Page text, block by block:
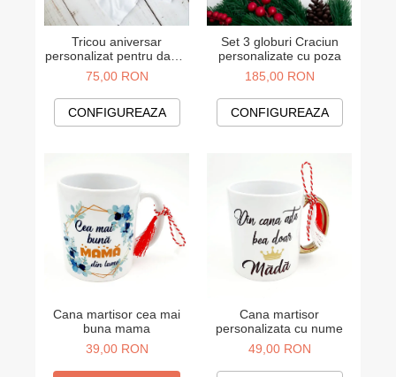
Cadouri Personalizate Unice
Sorturi Personalizate
Tricou aniversar
personalizat pentru dama
modelul "Mi-au trebuit x
ani sa arat asa de bine"
75,00 RON
CONFIGUREAZA
Set 3 globuri Craciun
personalizate cu poza
185,00 RON
CONFIGUREAZA
Cana martisor cea mai
buna mama
39,00 RON
Cana martisor
personalizata cu nume
49,00 RON